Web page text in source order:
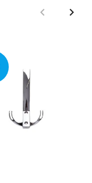
Poprzedni
keyboard_arrow_left keyboard_arrow_right